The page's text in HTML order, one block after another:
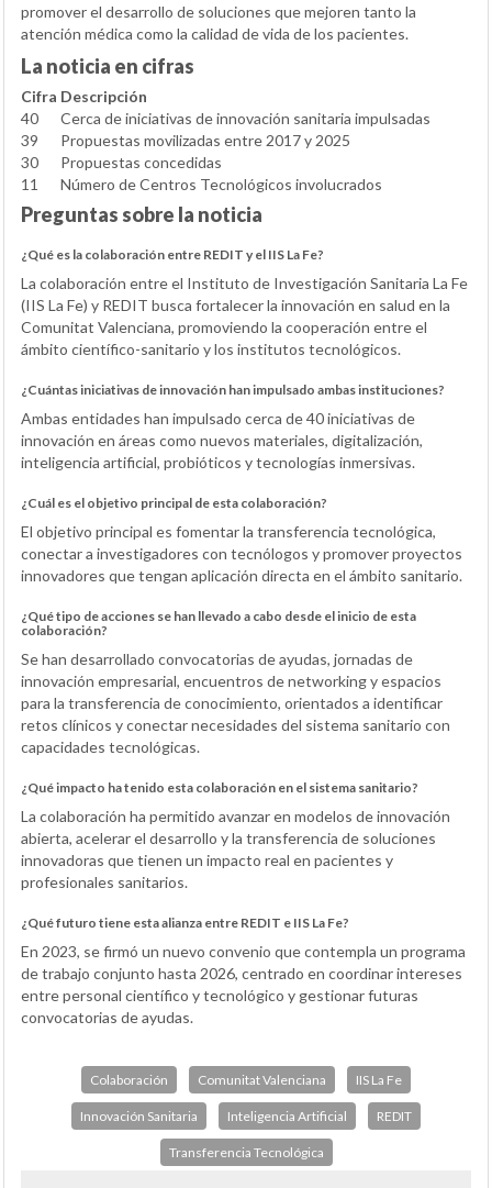
promover el desarrollo de soluciones que mejoren tanto la
atención médica como la calidad de vida de los pacientes.
La noticia en cifras
Cifra Descripción
40
Cerca de iniciativas de innovación sanitaria impulsadas
39
Propuestas movilizadas entre 2017 y 2025
30
Propuestas concedidas
11
Número de Centros Tecnológicos involucrados
Preguntas sobre la noticia
¿Qué es la colaboración entre REDIT y el IIS La Fe?
La colaboración entre el Instituto de Investigación Sanitaria La Fe
(IIS La Fe) y REDIT busca fortalecer la innovación en salud en la
Comunitat Valenciana, promoviendo la cooperación entre el
ámbito científico-sanitario y los institutos tecnológicos.
¿Cuántas iniciativas de innovación han impulsado ambas instituciones?
Ambas entidades han impulsado cerca de 40 iniciativas de
innovación en áreas como nuevos materiales, digitalización,
inteligencia artificial, probióticos y tecnologías inmersivas.
¿Cuál es el objetivo principal de esta colaboración?
El objetivo principal es fomentar la transferencia tecnológica,
conectar a investigadores con tecnólogos y promover proyectos
innovadores que tengan aplicación directa en el ámbito sanitario.
¿Qué tipo de acciones se han llevado a cabo desde el inicio de esta
colaboración?
Se han desarrollado convocatorias de ayudas, jornadas de
innovación empresarial, encuentros de networking y espacios
para la transferencia de conocimiento, orientados a identificar
retos clínicos y conectar necesidades del sistema sanitario con
capacidades tecnológicas.
¿Qué impacto ha tenido esta colaboración en el sistema sanitario?
La colaboración ha permitido avanzar en modelos de innovación
abierta, acelerar el desarrollo y la transferencia de soluciones
innovadoras que tienen un impacto real en pacientes y
profesionales sanitarios.
¿Qué futuro tiene esta alianza entre REDIT e IIS La Fe?
En 2023, se firmó un nuevo convenio que contempla un programa
de trabajo conjunto hasta 2026, centrado en coordinar intereses
entre personal científico y tecnológico y gestionar futuras
convocatorias de ayudas.
Colaboración Comunitat Valenciana IIS La Fe
Innovación Sanitaria Inteligencia Artificial REDIT
Transferencia Tecnológica